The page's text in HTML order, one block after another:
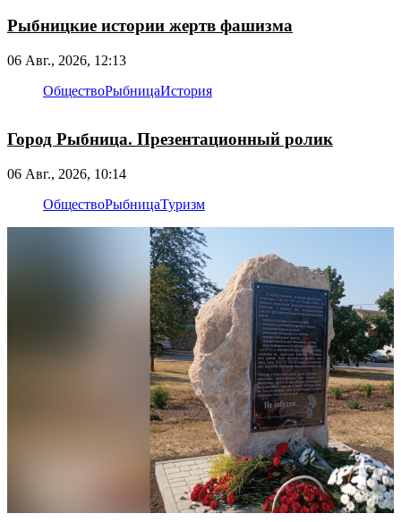
Рыбницкие истории жертв фашизма
06 Авг., 2026, 12:13
ОбществоРыбницаИстория
Город Рыбница. Презентационный ролик
06 Авг., 2026, 10:14
ОбществоРыбницаТуризм